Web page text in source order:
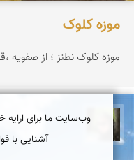
موزه کلوک
موزه کلوک نطنز ؛ از صفویه
سپیده اصلان
وب‌سایت ما برای ارایه
آشنایی با